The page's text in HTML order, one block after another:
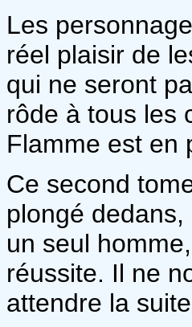
Les
réel plaisir de
qui ne seront
rôde à tous les
Flamme est en
Ce second
plongé
un seul
réussite. Il ne
attendre la